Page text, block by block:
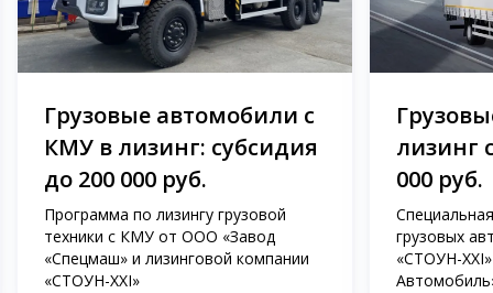
Грузовые автомобили с
КМУ в лизинг: субсидия
до 200 000 руб.
Программа по лизингу грузовой
техники с КМУ от ООО «Завод
«Спецмаш» и лизинговой компании
«СТОУН-XXI»
лизинг
000 руб.
грузовых
«СТОУН-